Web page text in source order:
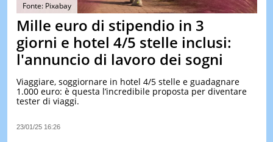
&
TEST
Fonte: Pixabay
Mille euro di stipendio in 3
giorni e hotel 4/5 stelle inclusi:
l'annuncio di lavoro dei sogni
Viaggiare, soggiornare in hotel 4/5 stelle e guadagnare
1.000 euro: è questa l’incredibile proposta per diventare
tester di viaggi.
23/01/25 16:26